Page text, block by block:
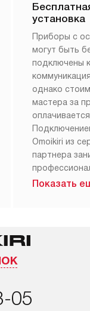
установка
Приборы с
могут быть
подключены
однако
мастера за
Omoikiri из
партнера
Наш сервис
Показать
05